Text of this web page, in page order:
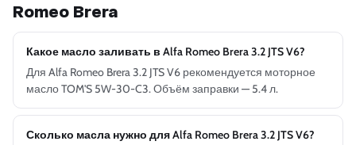
Romeo Brera
Какое масло заливать в Alfa Romeo Brera 3.2 JTS V6?
Для Alfa Romeo Brera 3.2 JTS V6 рекомендуется моторное
масло TOM'S 5W-30-C3. Объём заправки — 5.4 л.
Сколько масла нужно для Alfa Romeo Brera 3.2 JTS V6?